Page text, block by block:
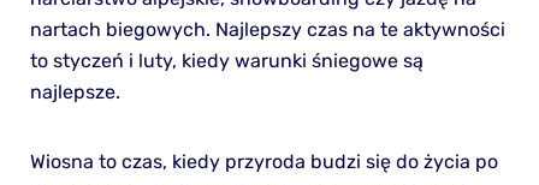
nartach biegowych. Najlepszy czas na te aktywności
to styczeń i luty, kiedy warunki śniegowe są
najlepsze.
Wiosna to czas, kiedy przyroda budzi się do życia po